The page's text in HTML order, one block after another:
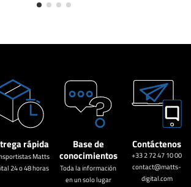
rápida
Matts
24 o 48 horas
Base de
conocimientos
Toda la información
en un solo lugar
Contáctenos
+33 2 72 47 10 00
contact@matts-
digital.com